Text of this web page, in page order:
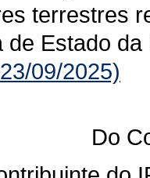
terrestres
de Estado
09/2025)
Do